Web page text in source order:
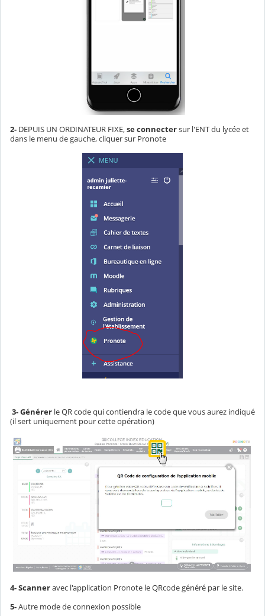
2- DEPUIS UN ORDINATEUR FIXE,se connectersur l'ENT du lycée et
dans le menu de gauche, cliquer sur Pronote
3-Générer le QR code qui contiendra le code que vous aurez indiqué
(il sert uniquement pour cette opération)
4- Scanneravec l'application Pronote le QRcode généré par le site.
5-Autre mode de connexion possible